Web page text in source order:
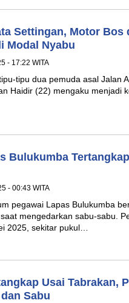
Settingan, Motor Bos
Modal Nyabu
- 17:22 WITA
tipu dua pemuda asal Jalan
Haidir (22) mengaku menjadi
Bulukumba
- 00:43 WITA
pegawai Lapas Bulukumba
mengedarkan sabu-sabu.
2025, sekitar pukul…
Usai Tabrakan,
Sabu